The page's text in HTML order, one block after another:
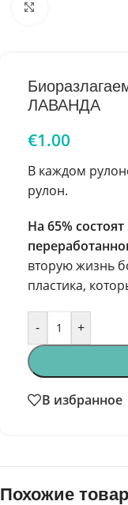
ЛАВАНДА
€1.00
В каждом
рулон.
На 65%
вторую жизнь
пластика,
- +
В избранное
Похожие